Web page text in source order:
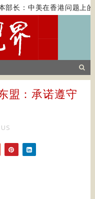
部长：中美在香港问题上的
盟：承诺遵守
US